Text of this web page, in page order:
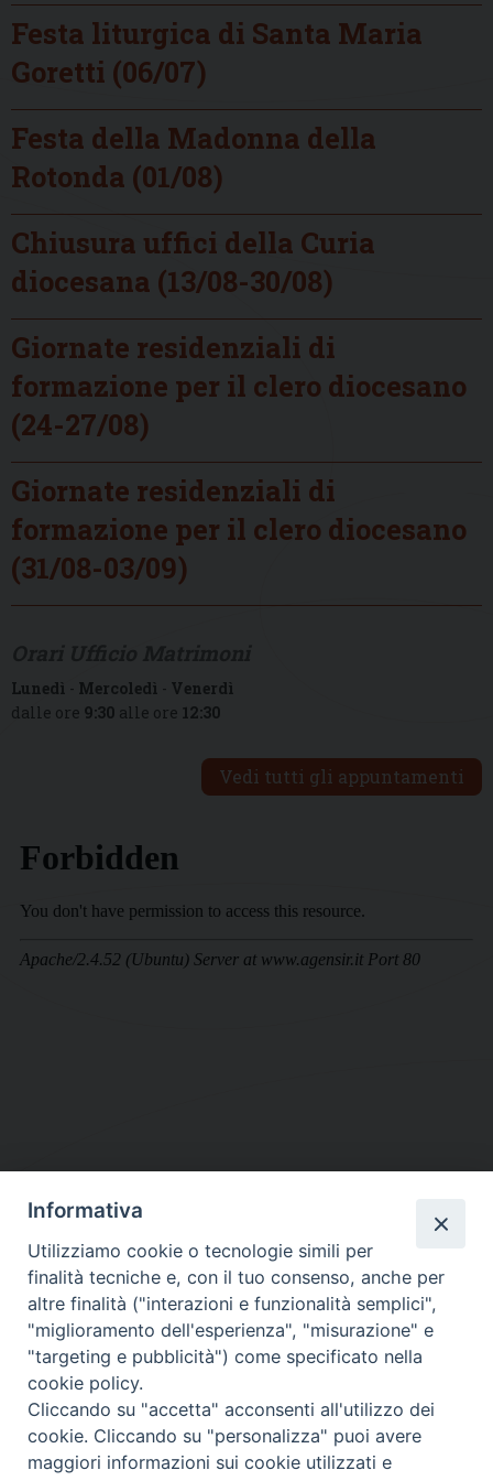
Festa liturgica di Santa Maria
Goretti (06/07)
Festa della Madonna della
Rotonda (01/08)
Chiusura uffici della Curia
diocesana (13/08-30/08)
Giornate residenziali di
formazione per il clero diocesano
(24-27/08)
Giornate residenziali di
formazione per il clero diocesano
(31/08-03/09)
Lunedì - Mercoledì - Venerdì
dalle ore 9:30 alle ore 12:30
Vedi tutti gli appuntamenti
DIOCESI SUBURBICARIA DI ALBANO
Contatti:Tel.: 06.93268401 - Fax.: 06.9323844
E-mail:curia@diocesidialbano.it
Orari: dal Lunedì al Venerdì Ore: 9:00 - 13:00
Lunedì, Mercoledì e Venerdì, Ore 9:30 - 12:30
Informativa
Utilizziamo cookie o tecnologie simili per
finalità tecniche e, con il tuo consenso, anche per
altre finalità ("interazioni e funzionalità semplici",
"miglioramento dell'esperienza", "misurazione" e
"targeting e pubblicità") come specificato nella
cookie policy.
Cliccando su "accetta" acconsenti all'utilizzo dei
cookie. Cliccando su "personalizza" puoi avere
maggiori informazioni sui cookie utilizzati e